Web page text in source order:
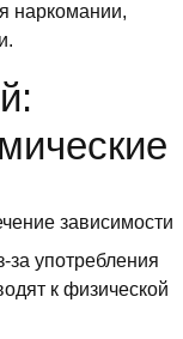
наркомании,
за употребления
к физической